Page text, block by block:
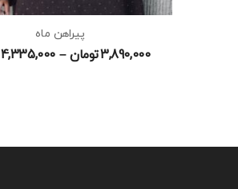
پیراهن ماه
تومان3,890,000
–
4,335,000